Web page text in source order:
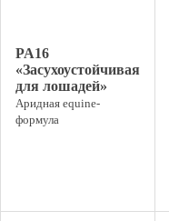
PA16
«Засухоустойчивая
для лошадей»
Аридная equine-
формула